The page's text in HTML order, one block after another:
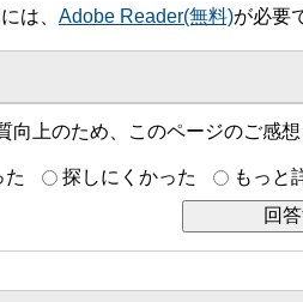
は、 Adobe Reader(無料)が必要
向上のため、このページのご感想
た 探しにくかった もっと